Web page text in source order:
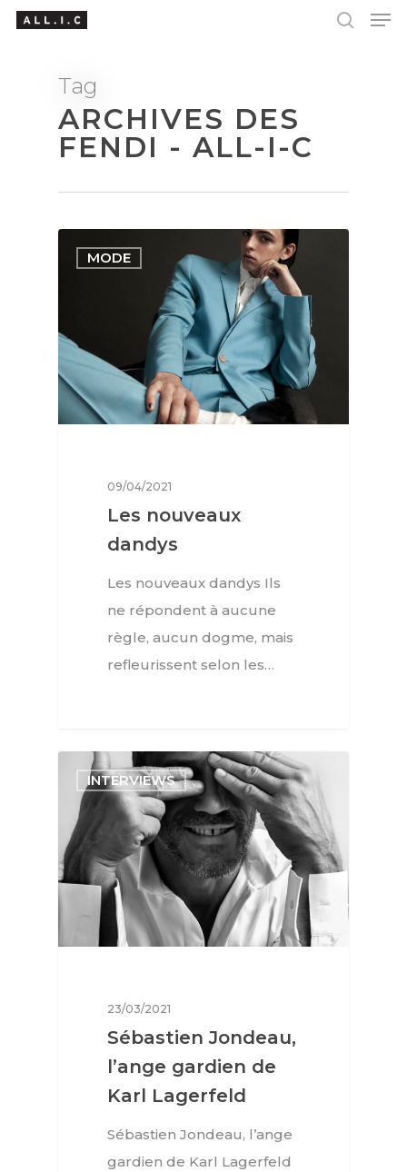
Hit enter to search or ESC to close
Tag
ARCHIVES DES
FENDI - ALL-I-C
MODE
09/04/2021
Les nouveaux
dandys
Les nouveaux dandys Ils
ne répondent à aucune
règle, aucun dogme, mais
refleurissent selon les…
INTERVIEWS
23/03/2021
Sébastien Jondeau,
l’ange gardien de
Karl Lagerfeld
Sébastien Jondeau, l’ange
gardien de Karl Lagerfeld
Interviews
Mode